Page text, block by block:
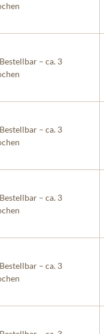
Bestellbar – ca. 3
Bestellbar – ca. 3
Bestellbar – ca. 3
Bestellbar – ca. 3